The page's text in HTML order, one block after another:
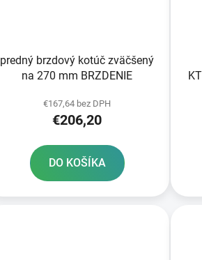
predný brzdový kotúč zväčšený
na 270 mm BRZDENIE
€167,64 bez DPH
€206,20
DO KOŠÍKA